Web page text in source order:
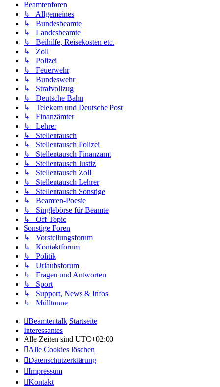
Beamtenforen
↳ Allgemeines
↳ Bundesbeamte
↳ Landesbeamte
↳ Beihilfe, Reisekosten etc.
↳ Zoll
↳ Polizei
↳ Feuerwehr
↳ Bundeswehr
↳ Strafvollzug
↳ Deutsche Bahn
↳ Telekom und Deutsche Post
↳ Finanzämter
↳ Lehrer
↳ Stellentausch
↳ Stellentausch Polizei
↳ Stellentausch Finanzamt
↳ Stellentausch Justiz
↳ Stellentausch Zoll
↳ Stellentausch Lehrer
↳ Stellentausch Sonstige
↳ Beamten-Poesie
↳ Singlebörse für Beamte
↳ Off Topic
Sonstige Foren
↳ Vorstellungsforum
↳ Kontaktforum
↳ Politik
↳ Urlaubsforum
↳ Fragen und Antworten
↳ Sport
↳ Support, News & Infos
↳ Mülltonne
Beamtentalk Startseite
Interessantes
Alle Zeiten sind UTC+02:00
Alle Cookies löschen
Datenschutzerklärung
Impressum
Kontakt